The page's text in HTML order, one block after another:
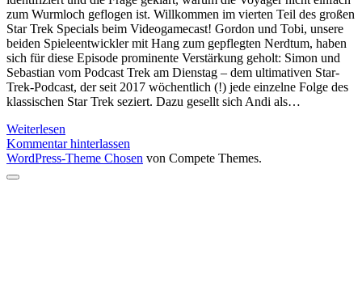
zum Wurmloch geflogen ist. Willkommen im vierten Teil des großen
Star Trek Specials beim Videogamecast! Gordon und Tobi, unsere
beiden Spieleentwickler mit Hang zum gepflegten Nerdtum, haben
sich für diese Episode prominente Verstärkung geholt: Simon und
Sebastian vom Podcast Trek am Dienstag – dem ultimativen Star-
Trek-Podcast, der seit 2017 wöchentlich (!) jede einzelne Folge des
klassischen Star Trek seziert. Dazu gesellt sich Andi als…
Weiterlesen
Trek
Teil
Kommentar hinterlassen
WordPress-Theme Chosen von Compete Themes.
Nach